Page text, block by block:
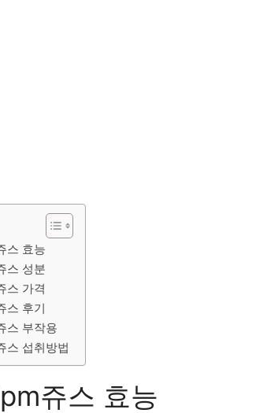
스 효능
스 성분
스 가격
스 후기
스 부작용
스 섭취방법
쥬스 효능